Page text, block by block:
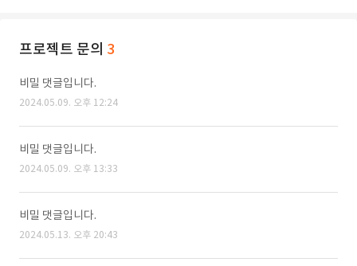
프로젝트 문의 3
비밀 댓글입니다.
2024.05.09. 오후 12:24
비밀 댓글입니다.
2024.05.09. 오후 13:33
비밀 댓글입니다.
2024.05.13. 오후 20:43